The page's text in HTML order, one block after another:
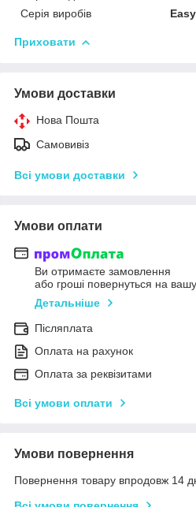
Серія виробів
Приховати
Умови доставки
Нова Пошта
Самовивіз
Всі умови доставки
Умови оплати
Ви отримаєте замовлення
або гроші повернуться на
Детальніше
Післяплата
Оплата на рахунок
Оплата за реквізитами
Всі умови оплати
Умови повернення
Повернення товару впродовж 14